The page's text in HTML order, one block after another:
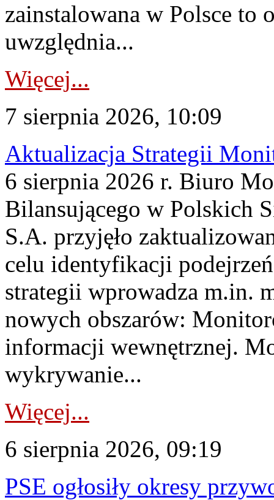
zainstalowana w Polsce to
uwzględnia...
Więcej...
7 sierpnia 2026, 10:09
Aktualizacja Strategii
6 sierpnia 2026 r. Biuro
Bilansującego w Polskich
S.A. przyjęło
celu identyfikacji
strategii wprowadza m.in.
nowych obszarów:
informacji wewnętrznej.
wykrywanie...
Więcej...
6 sierpnia 2026, 09:19
PSE ogłosiły okresy